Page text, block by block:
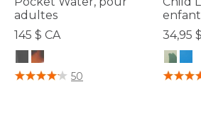
adultes
145 $ CA
4,8 sur 5 Évaluation des clients
50
34,95
4,7 sur